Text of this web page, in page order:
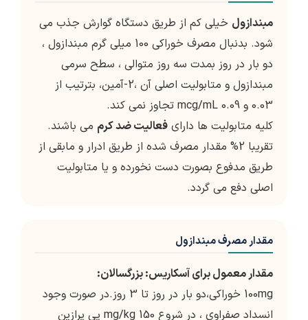
مبندازول خیلی کم از طریق دستگاه گوارش جذب می
شود. بدنبال مصرف خوراکی 100 میلی گرم مبندازول ،
دو بار در روز بمدت سه روز متوالی ، سطح سرمی
مبندازول و متابولیت اصلی آن ،2-آمین، بترتیب از
0.03 و 0.09 mcg/mL تجاوز نمی کند.
کلیه متابولیت ها دارای فعالیت ضد کرم می باشند.
تقریبا 2% مقدار مصرف شده از طریق ادرار و مابقی از
طریق مدفوع بصورت دست نخورده و یا متابولیت
اصلی دفع می گردد.
مقدار مصرف مبندازول
مقدار معمول برای آسکاریس: بزرگسالان:
100mg خوراکی،دو بار در روز تا 3 روز.در صورت وجود
انسداد صفراوی ، در شروع 150 mg/kg پی پرازین